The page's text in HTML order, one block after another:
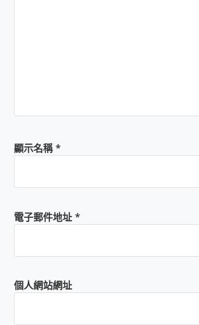
顯示名稱*
電子郵件地址 *
個人網站網址